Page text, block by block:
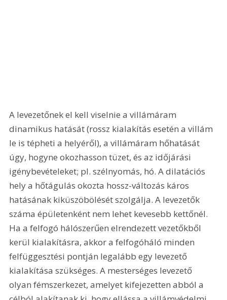
A levezetőnek el kell viselnie a villámáram
dinamikus hatását (rossz kialakítás esetén a villám
le is tépheti a helyéről), a villámáram hőhatását
úgy, hogyne okozhasson tüzet, és az időjárási
igénybevételeket; pl. szélnyomás, hó. A dilatációs
hely a hőtágulás okozta hossz-változás káros
hatásának kiküszöbölését szolgálja. A levezetők
száma épületenként nem lehet kevesebb kettőnél.
Ha a felfogó hálószerűen elrendezett vezetőkből
kerül kialakításra, akkor a felfogóháló minden
felfüggesztési pontján legalább egy levezető
kialakítása szükséges. A mesterséges levezető
olyan fémszerkezet, amelyet kifejezetten abból a